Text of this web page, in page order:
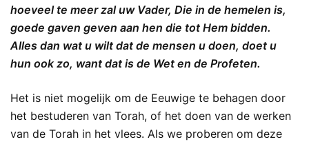
hoeveel te meer zal uw Vader, Die in de hemelen is,
goede gaven geven aan hen die tot Hem bidden.
Alles dan wat u wilt dat de mensen u doen, doet u
hun ook zo, want dat is de Wet en de Profeten.
Het is niet mogelijk om de Eeuwige te behagen door
het bestuderen van Torah, of het doen van de werken
van de Torah in het vlees. Als we proberen om deze